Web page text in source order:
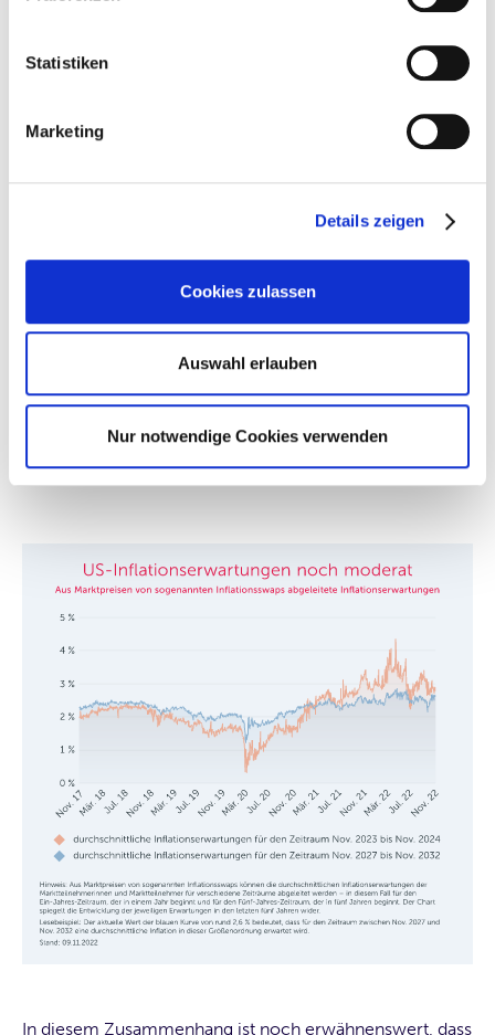
Statistiken
Marketing
Details zeigen
Cookies zulassen
Auswahl erlauben
Nur notwendige Cookies verwenden
In diesem Zusammenhang ist noch erwähnenswert, dass